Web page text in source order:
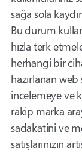
sağa sola
Bu durum
hızla terk
herhangi bir
hazırlanan
incelemeye ve
rakip marka
sadakatini ve
satışlarınızın